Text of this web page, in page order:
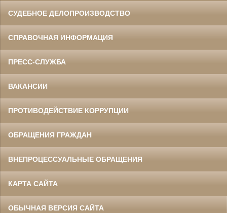
СУДЕБНОЕ ДЕЛОПРОИЗВОДСТВО
СПРАВОЧНАЯ ИНФОРМАЦИЯ
ПРЕСС-СЛУЖБА
ВАКАНСИИ
ПРОТИВОДЕЙСТВИЕ КОРРУПЦИИ
ОБРАЩЕНИЯ ГРАЖДАН
ВНЕПРОЦЕССУАЛЬНЫЕ ОБРАЩЕНИЯ
КАРТА САЙТА
ОБЫЧНАЯ ВЕРСИЯ САЙТА